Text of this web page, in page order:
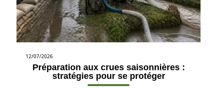
12/07/2026
Préparation aux crues saisonnières :
stratégies pour se protéger